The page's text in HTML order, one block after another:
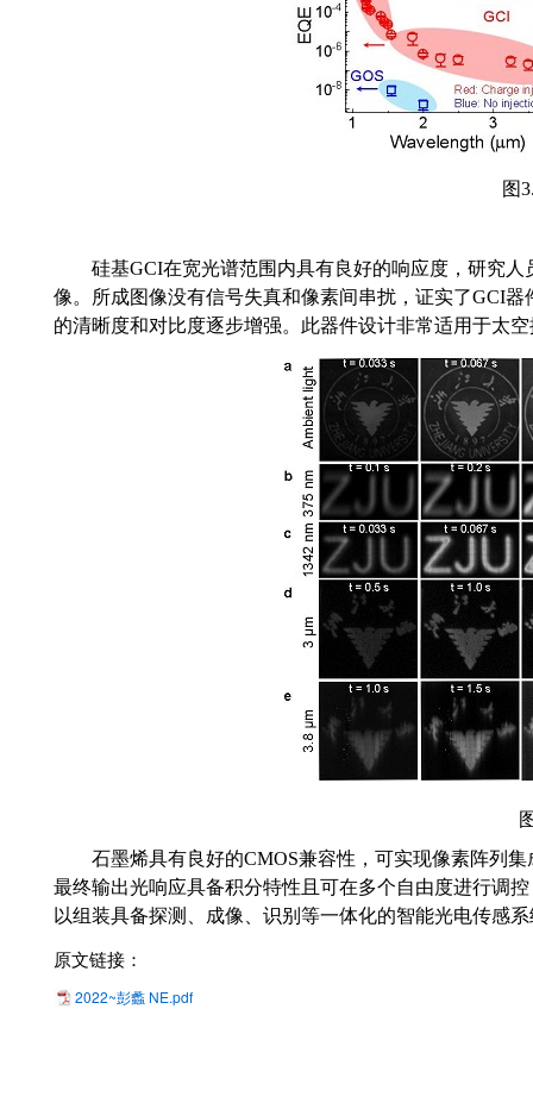
图
硅基GCI在宽光谱范围内具有良好的响应度，研究
像。所成图像没有信号失真和像素间串扰， 证实了GCI器
的清晰度和对比度逐步增强。此器件设计非常适用于太
石墨烯具有良好的CMOS兼容性， 可实现像素阵列
最终输出光响应具备积分特性且可在多个自由度进行调
以组装具备探测、成像、识别 等一体化的智能光电传感
原文链接：
2022~彭蠡 NE.pdf